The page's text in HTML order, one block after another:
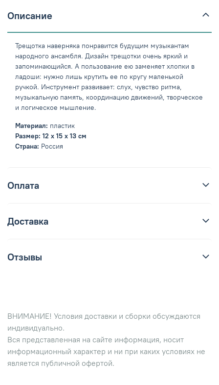
Описание
Трещотка наверняка понравится будущим музыкантам
народного ансамбля. Дизайн трещотки очень яркий и
запоминающийся. А пользование ею заменяет хлопки в
ладоши: нужно лишь крутить ее по кругу маленькой
ручкой. Инструмент развивает: слух, чувство ритма,
музыкальную память, координацию движений, творческое
и логическое мышление.
Материал: пластик
Размер: 12 х 15 х 13 см
Страна: Россия
Оплата
Доставка
Отзывы
ВНИМАНИЕ! Условия доставки и сборки обсуждаются
индивидуально.
Вся представленная на сайте информация, носит
информационный характер и ни при каких условиях не
является публичной офертой.